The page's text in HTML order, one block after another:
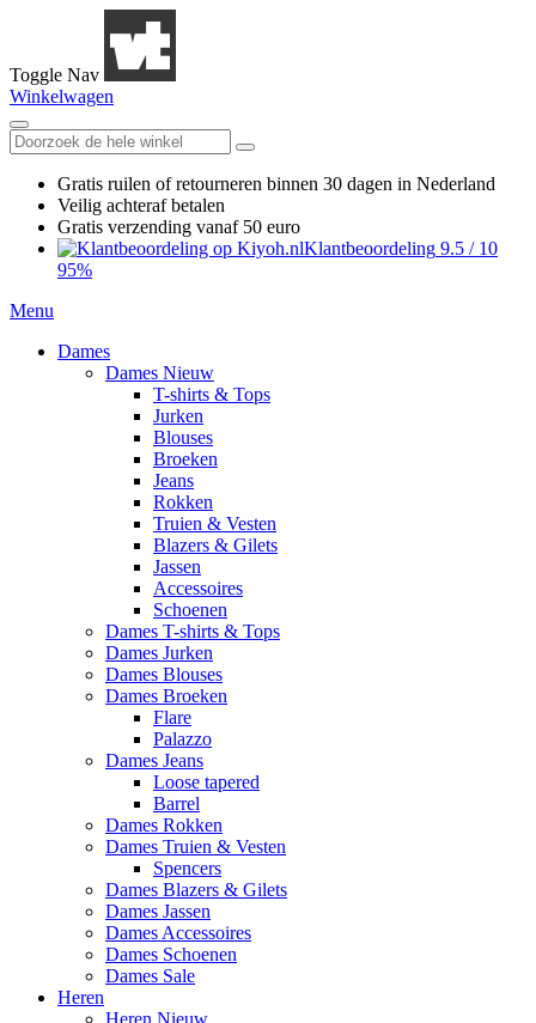
Toggle Nav
Winkelwagen
Gratis ruilen of retourneren binnen 30 dagen in Nederland
Veilig achteraf betalen
Gratis verzending vanaf 50 euro
Klantbeoordeling 9.5 / 10
95%
Menu
Dames
Dames Nieuw
T-shirts & Tops
Jurken
Blouses
Broeken
Jeans
Rokken
Truien & Vesten
Blazers & Gilets
Jassen
Accessoires
Schoenen
Dames T-shirts & Tops
Dames Jurken
Dames Blouses
Dames Broeken
Flare
Palazzo
Dames Jeans
Loose tapered
Barrel
Dames Rokken
Dames Truien & Vesten
Spencers
Dames Blazers & Gilets
Dames Jassen
Dames Accessoires
Dames Schoenen
Dames Sale
Heren
Heren Nieuw